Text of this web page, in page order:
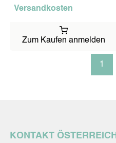
Versandkosten
Zum Kaufen anmelden
1
KONTAKT ÖSTERREICH